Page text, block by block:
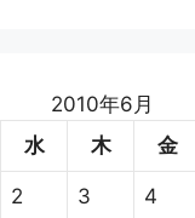
2010年6月
水 木 金
2 3 4